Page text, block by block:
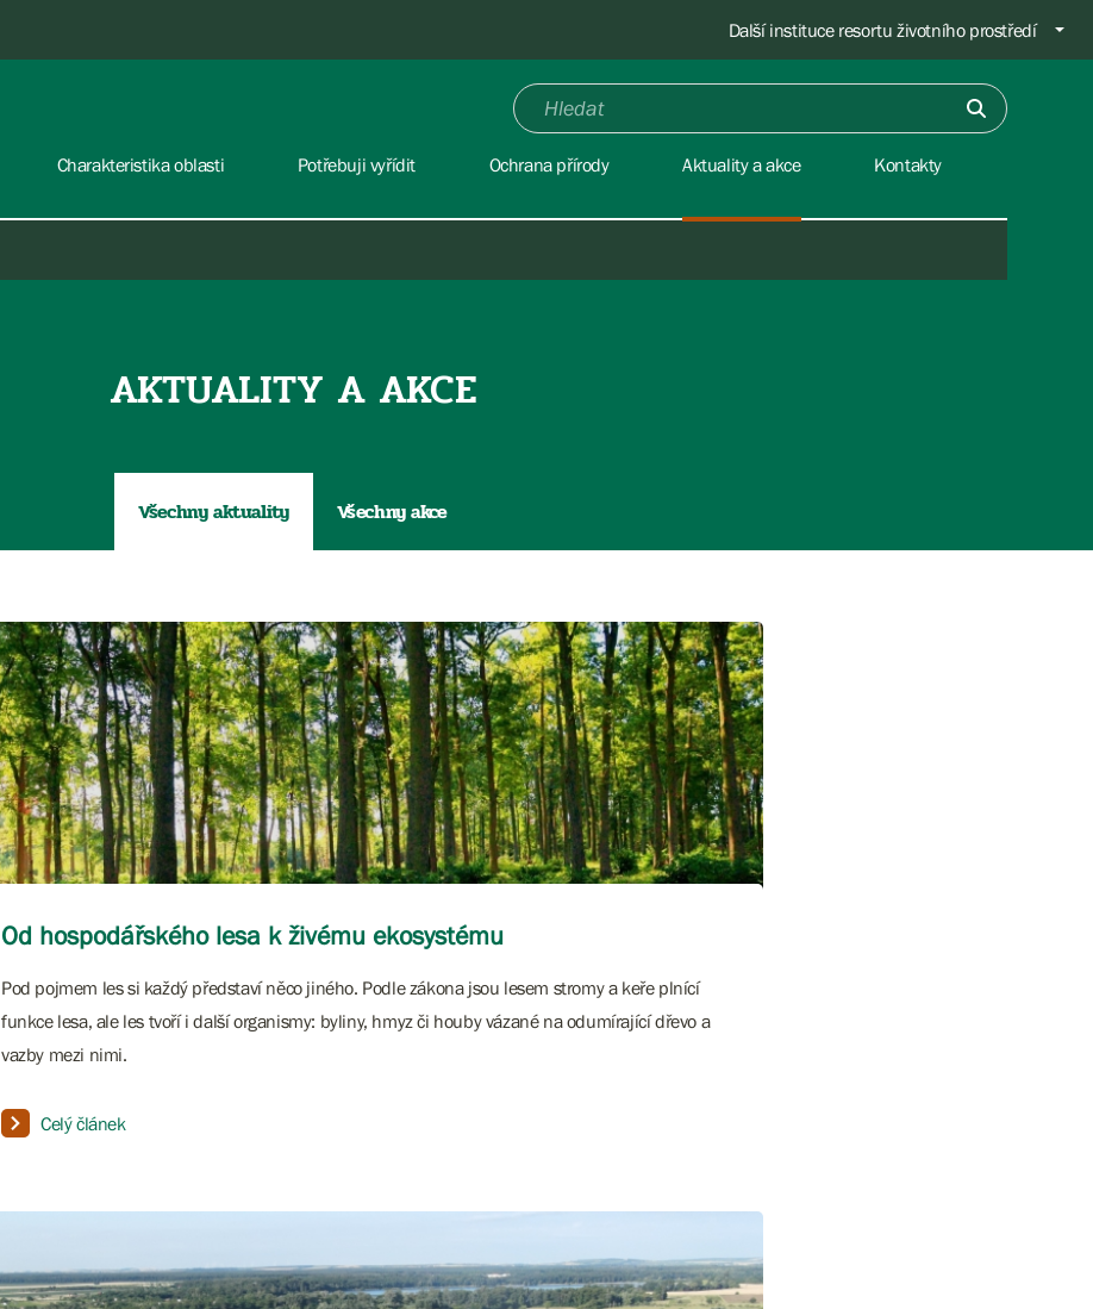
Další instituce resortu životního prostředí
Charakteristika oblasti Potřebuji vyřídit Ochrana přírody Aktuality a akce Kontakty
AKTUALITY A AKCE
Všechny aktuality Všechny akce
Od hospodářského lesa k živému ekosystému
Pod pojmem les si každý představí něco jiného. Podle zákona jsou lesem stromy a keře plnící
funkce lesa, ale les tvoří i další organismy: byliny, hmyz či houby vázané na odumírající dřevo a
vazby mezi nimi.
Celý článek